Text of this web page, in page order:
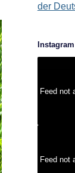
der
Instagram
Feed not
Feed not